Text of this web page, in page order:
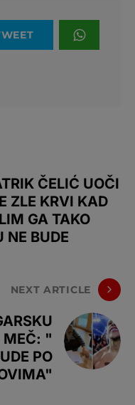
ČELIĆ UOČI
ZLE KRVI KAD
GA TAKO
NE BUDE
NEXT ARTICLE
MEČ: "
PO